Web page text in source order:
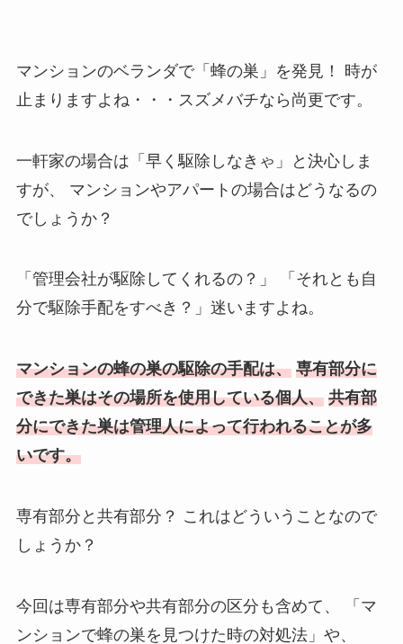
マンションのベランダで「蜂の巣」を発見！
時が
止まりますよね・・・スズメバチなら尚更です。
一軒家の場合は「早く駆除しなきゃ」と決心しま
すが、
マンションやアパートの場合はどうなるの
でしょうか？
「管理会社が駆除してくれるの？」
「それとも自
分で駆除手配をすべき？」迷いますよね。
マンションの蜂の巣の駆除の手配は、 専有部分に
できた巣はその場所を使用している個人、 共有部
分にできた巣は管理人によって行われることが多
いです。
専有部分と共有部分？ これはどういうことなので
しょうか？
今回は専有部分や共有部分の区分も含めて、
「マ
ンションで蜂の巣を見つけた時の対処法」や、